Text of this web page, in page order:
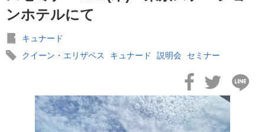
ンホテルにて
キュナード
クイーン・エリザベス
キュナード 説明会 セミナー
2026年08月05日
バイキング・エデンに乗船してきました！(1)
2026年02月19日
飛鳥II アジアグランドクルーズおかえりなさい！